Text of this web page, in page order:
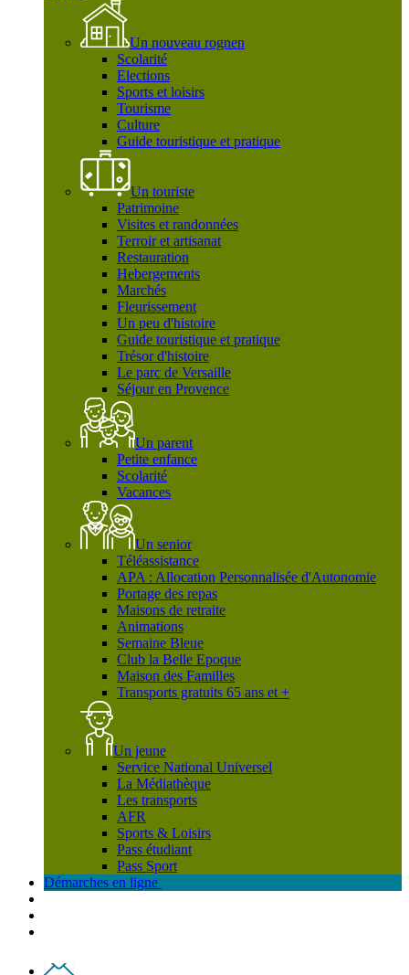
Un nouveau rognen
Scolarité
Elections
Sports et loisirs
Tourisme
Culture
Guide touristique et pratique
Un touriste
Patrimoine
Visites et randonnées
Terroir et artisanat
Restauration
Hebergements
Marchés
Fleurissement
Un peu d'histoire
Guide touristique et pratique
Trésor d'histoire
Le parc de Versaille
Séjour en Provence
Un parent
Petite enfance
Scolarité
Vacances
Un senior
Téléassistance
APA : Allocation Personnalisée d'Autonomie
Portage des repas
Maisons de retraite
Animations
Semaine Bleue
Club la Belle Epoque
Maison des Familles
Transports gratuits 65 ans et +
Un jeune
Service National Universel
La Médiathèque
Les transports
AFR
Sports & Loisirs
Pass étudiant
Pass Sport
Démarches en ligne
Contact